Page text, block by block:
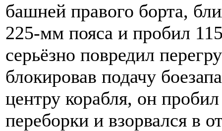
башней правого борта,
225-мм пояса и пробил
серьёзно повредил
блокировав подачу
центру корабля, он
переборки и взорвался в